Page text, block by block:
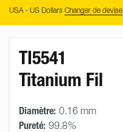
USA - US Dollars Changer de devise
TI5541
Titanium Fil
Diamètre: 0.16 mm
Pureté: 99.8%